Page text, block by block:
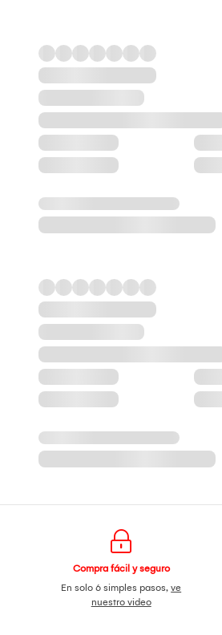
Compra fácil y seguro
En solo 6 simples pasos,ve
nuestro video